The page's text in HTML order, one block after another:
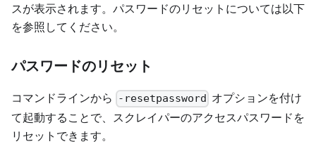
スが表示されます。パスワードのリセットについては以下
を参照してください。
パスワードのリセット
コマンドラインから -resetpassword オプションを付け
て起動することで、スクレイパーのアクセスパスワードを
リセットできます。